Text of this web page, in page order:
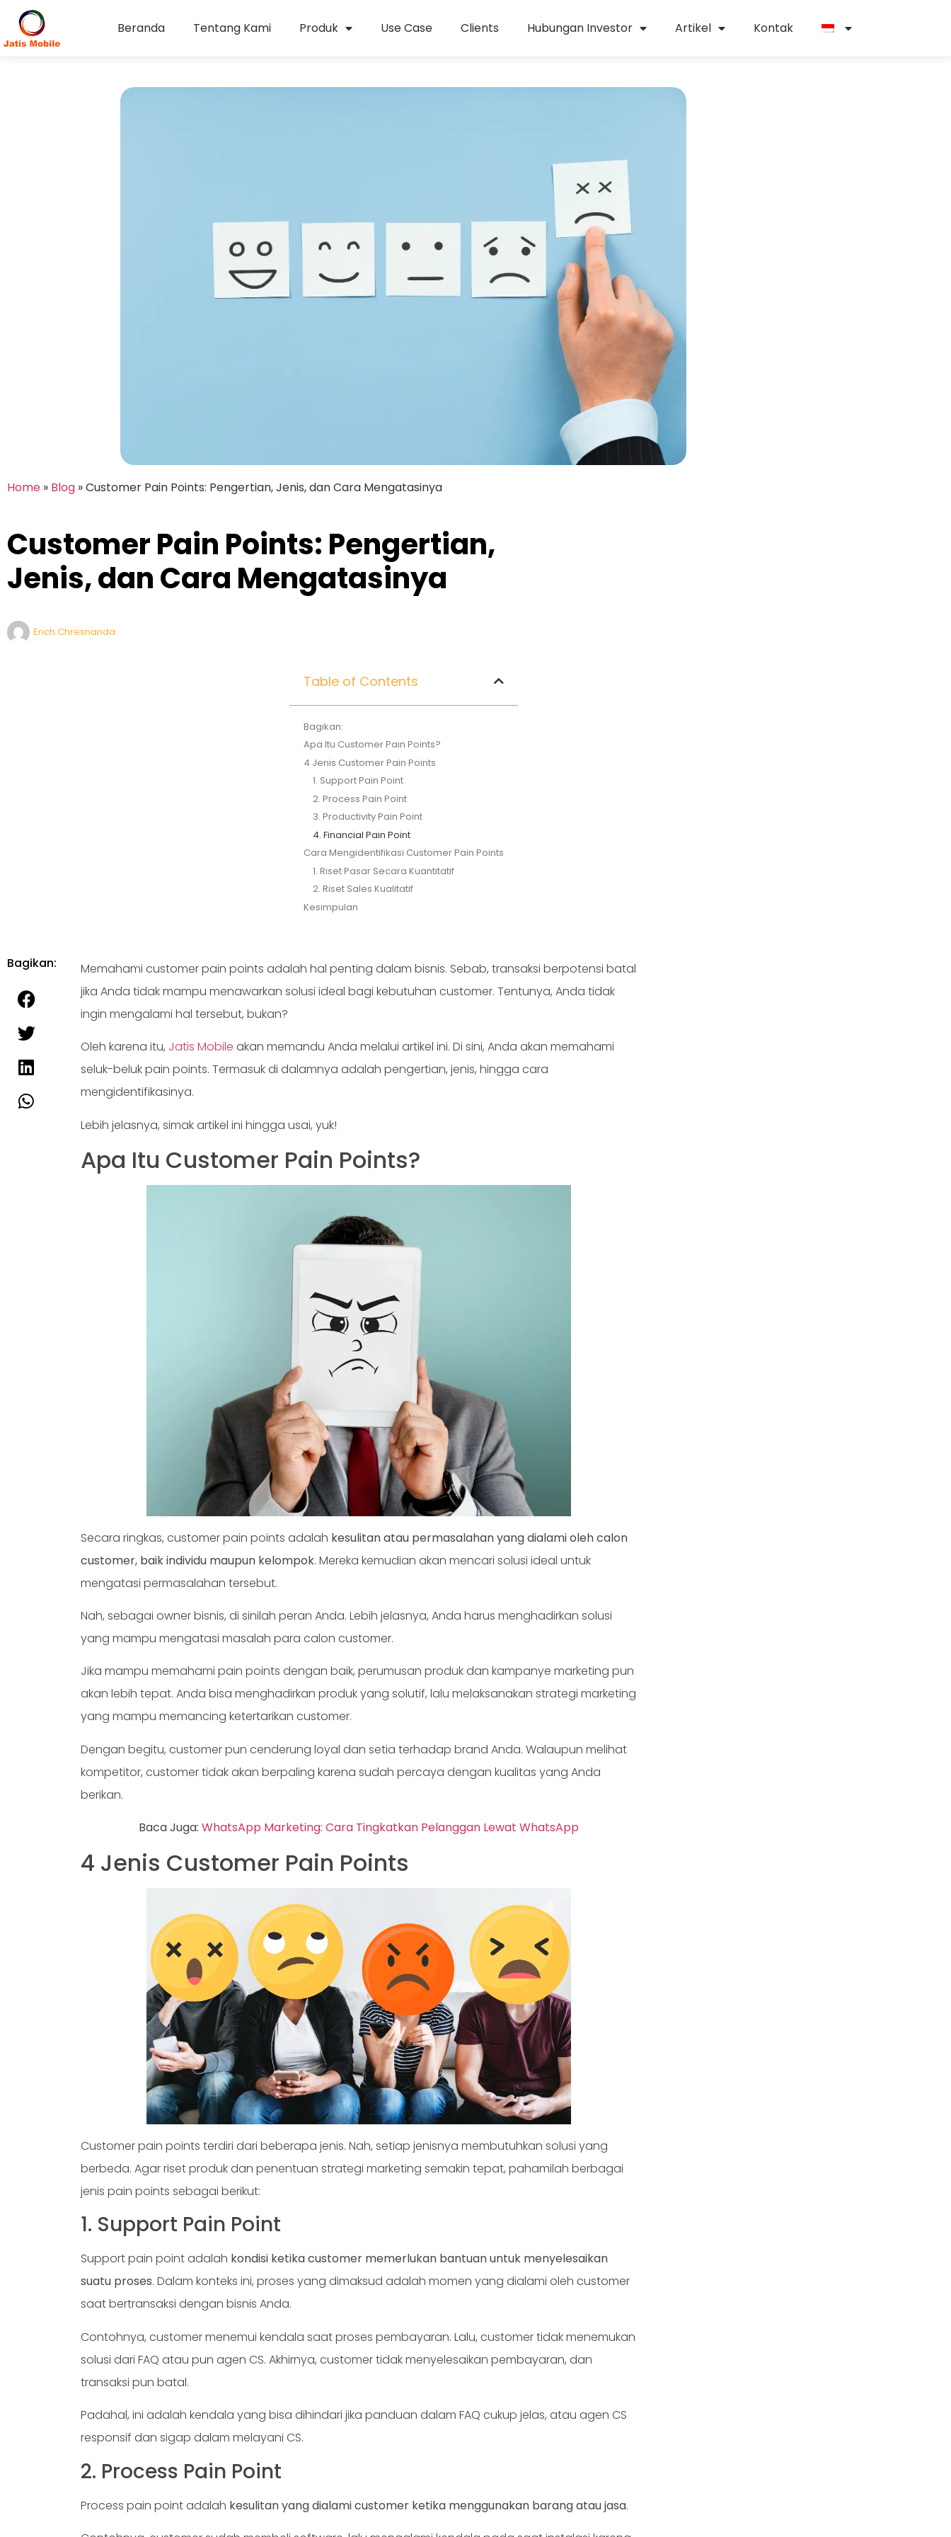
Beranda Tentang Kami Produk Use Case Clients Hubungan Investor Artikel Kontak
Home » Blog »Customer Pain Points: Pengertian, Jenis, dan Cara Mengatasinya
Customer Pain Points: Pengertian,
Jenis, dan Cara Mengatasinya
Erich Chresnanda
Table of Contents
Bagikan:
Apa Itu Customer Pain Points?
4 Jenis Customer Pain Points
1. Support Pain Point
2. Process Pain Point
3. Productivity Pain Point
4. Financial Pain Point
Cara Mengidentifikasi Customer Pain Points
1. Riset Pasar Secara Kuantitatif
2. Riset Sales Kualitatif
Kesimpulan
Bagikan:
Memahami customer pain points adalah hal penting dalam bisnis. Sebab, transaksi berpotensi batal
jika Anda tidak mampu menawarkan solusi ideal bagi kebutuhan customer. Tentunya, Anda tidak
ingin mengalami hal tersebut, bukan?
Oleh karena itu, Jatis Mobile akan memandu Anda melalui artikel ini. Di sini, Anda akan memahami
seluk-beluk pain points. Termasuk di dalamnya adalah pengertian, jenis, hingga cara
mengidentifikasinya.
Lebih jelasnya, simak artikel ini hingga usai, yuk!
Apa Itu Customer Pain Points?
Secara ringkas, customer pain points adalah kesulitan atau permasalahan yang dialami oleh calon
customer, baik individu maupun kelompok. Mereka kemudian akan mencari solusi ideal untuk
mengatasi permasalahan tersebut.
Nah, sebagai owner bisnis, di sinilah peran Anda. Lebih jelasnya, Anda harus menghadirkan solusi
yang mampu mengatasi masalah para calon customer.
Jika mampu memahami pain points dengan baik, perumusan produk dan kampanye marketing pun
akan lebih tepat. Anda bisa menghadirkan produk yang solutif, lalu melaksanakan strategi marketing
yang mampu memancing ketertarikan customer.
Dengan begitu, customer pun cenderung loyal dan setia terhadap brand Anda. Walaupun melihat
kompetitor, customer tidak akan berpaling karena sudah percaya dengan kualitas yang Anda
berikan.
Baca Juga:WhatsApp Marketing: Cara Tingkatkan Pelanggan Lewat WhatsApp
4 Jenis Customer Pain Points
Customer pain points terdiri dari beberapa jenis. Nah, setiap jenisnya membutuhkan solusi yang
berbeda. Agar riset produk dan penentuan strategi marketing semakin tepat, pahamilah berbagai
jenis pain points sebagai berikut:
1. Support Pain Point
Support pain point adalah kondisi ketika customer memerlukan bantuan untuk menyelesaikan
suatu proses. Dalam konteks ini, proses yang dimaksud adalah momen yang dialami oleh customer
saat bertransaksi dengan bisnis Anda.
Contohnya, customer menemui kendala saat proses pembayaran. Lalu, customer tidak menemukan
solusi dari FAQ atau pun agen CS. Akhirnya, customer tidak menyelesaikan pembayaran, dan
transaksi pun batal.
Padahal, ini adalah kendala yang bisa dihindari jika panduan dalam FAQ cukup jelas, atau agen CS
responsif dan sigap dalam melayani CS.
2. Process Pain Point
Process pain point adalah kesulitan yang dialami customer ketika menggunakan barang atau jasa.